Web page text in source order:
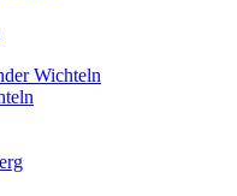
Wichteln